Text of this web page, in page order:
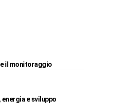
il monitoraggio
e sviluppo